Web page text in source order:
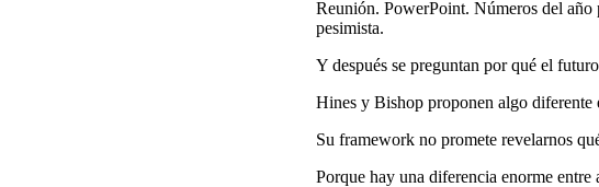
Reunión. PowerPoint. Números del año
pesimista.
Y después se preguntan por qué el
Hines y Bishop proponen algo
Su framework no promete revelarnos
Porque hay una diferencia enorme